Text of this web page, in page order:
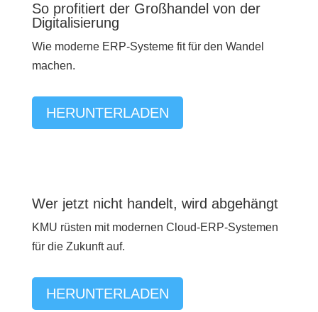
So profitiert der Großhandel von der
Digitalisierung
Wie moderne ERP-Systeme fit für den Wandel
machen.
HERUNTERLADEN
Wer jetzt nicht handelt, wird abgehängt
KMU rüsten mit modernen Cloud-ERP-Systemen
für die Zukunft auf.
HERUNTERLADEN